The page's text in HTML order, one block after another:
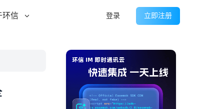
环信 登录 立即注册